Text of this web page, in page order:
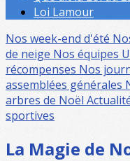
Loi Lamour
Nos week-end d'été
de neige Nos équipes
récompenses Nos
assemblées générales
arbres de Noël
sportives
La Magie de